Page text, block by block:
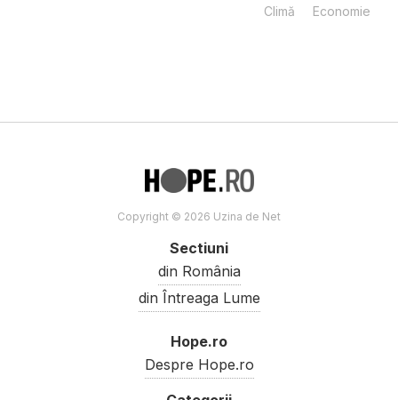
Climă Economie
Copyright © 2026 Uzina de Net
Sectiuni
din România
din Întreaga Lume
Hope.ro
Despre Hope.ro